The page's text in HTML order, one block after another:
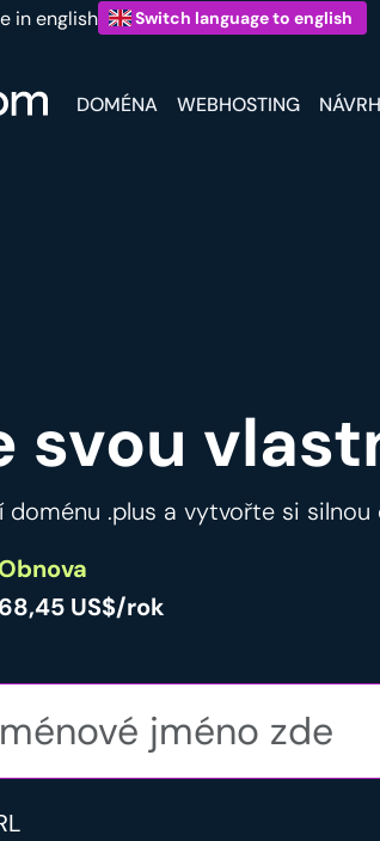
in english Switch language to english
DOMÉNA WEBHOSTING
svou
doménu .plus a vytvořte si
Obnova
68,45 US$/rok